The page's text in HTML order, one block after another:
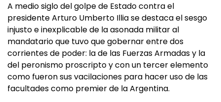
A medio siglo del golpe de Estado contra el
presidente Arturo Umberto Illia se destaca el sesgo
injusto e inexplicable de la asonada militar al
mandatario que tuvo que gobernar entre dos
corrientes de poder: la de las Fuerzas Armadas y la
del peronismo proscripto y con un tercer elemento
como fueron sus vacilaciones para hacer uso de las
facultades como premier de la Argentina.